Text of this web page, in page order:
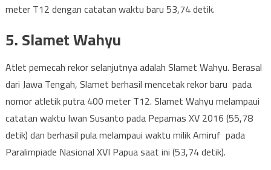
meter T12 dengan catatan waktu baru 53,74 detik.
5. Slamet Wahyu
Atlet pemecah rekor selanjutnya adalah Slamet Wahyu. Berasal
dari Jawa Tengah, Slamet berhasil mencetak rekor baru pada
nomor atletik putra 400 meter T12. Slamet Wahyu melampaui
catatan waktu Iwan Susanto pada Peparnas XV 2016 (55,78
detik) dan berhasil pula melampaui waktu milik Amiruf pada
Paralimpiade Nasional XVI Papua saat ini (53,74 detik).